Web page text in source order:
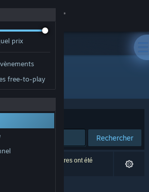
mobile Steam
prix
free-to-play
Rechercher
à votre recherche. 2 titres ont été